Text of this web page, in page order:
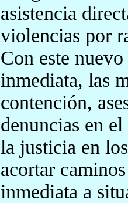
asistencia
violencias por
Con este
inmediata, las
contención,
denuncias en
la justicia en
acortar
inmediata a